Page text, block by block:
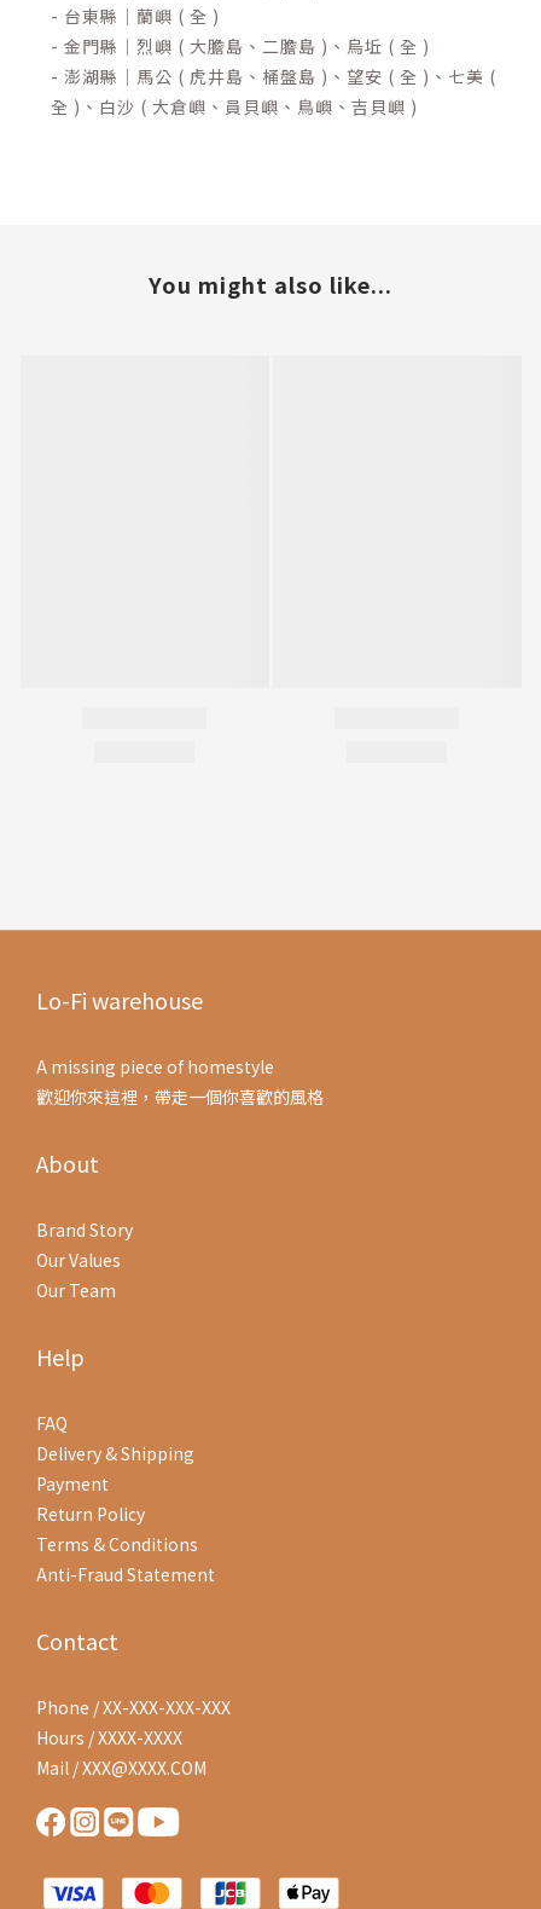
- 台東縣｜蘭嶼 ( 全 )
- 金門縣｜烈嶼 ( 大膽島、二膽島 )、烏坵 ( 全 )
- 澎湖縣｜馬公 ( 虎井島、桶盤島 )、望安 ( 全 )、七美 (
全 )、白沙 ( 大倉嶼、員貝嶼、鳥嶼、吉貝嶼 )
You might also like...
Lo-Fi warehouse
A missing piece of homestyle
歡迎你來這裡，帶走一個你喜歡的風格
About
Brand Story
Our Values
Our Team
Help
FAQ
Delivery & Shipping
Payment
Return Policy
Terms & Conditions
Anti-Fraud Statement
Contact
Phone / XX-XXX-XXX-XXX
Hours / XXXX-XXXX
Mail / XXX@XXXX.COM